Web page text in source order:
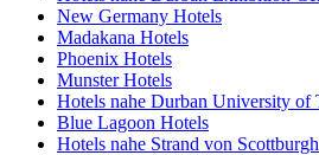
New Germany Hotels
Madakana Hotels
Phoenix Hotels
Munster Hotels
Hotels nahe Durban University of
Blue Lagoon Hotels
Hotels nahe Strand von Scottburgh